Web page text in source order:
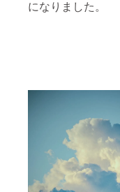
になりました。